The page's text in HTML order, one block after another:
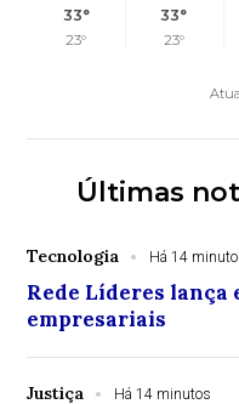
33°
23°
33°
23°
Últimas
Tecnologia Há 14
Rede Líderes lança
empresariais
Justiça Há 14 minutos